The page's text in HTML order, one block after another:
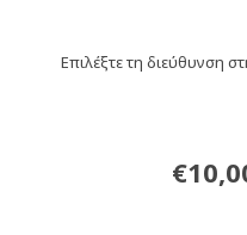
Επιλέξτε τη διεύθυνση